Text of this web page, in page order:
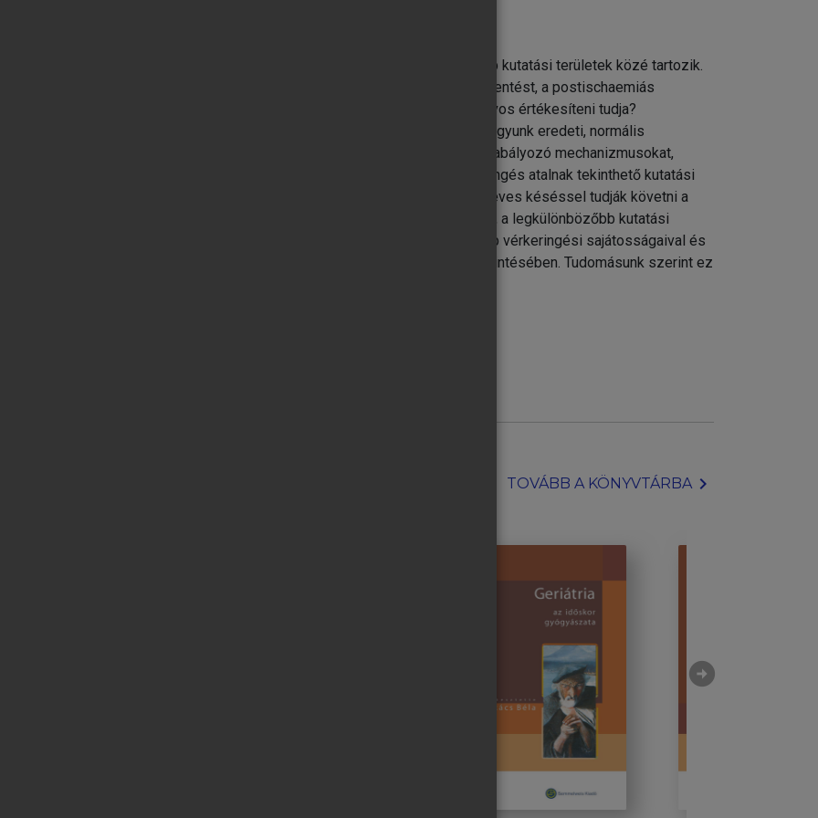
szervünktől eltérő egyedi sajátosságainak vizsgálata a legérdekfeszítőbb kutatási területek közé tartozik.
ha eredményei az agyi keringési katasztrófák megelőzését, az életmentést, a postischaemiás
a feltételei annak, hogy a kutatások új eredményeit a betegágynál álló orvos értékesíteni tudja?
működő szerkezet elromlik, azt csak úgy lehet megjavítani, ha tisztában vagyunk eredeti, normális
ismeri a ziológiás agyi keringés alapvető sajátosságait és az azokat szabályozó mechanizmusokat,
cerebrovascularis állapotok megszüntetése érdekében. Az agyi vérkeringés atalnak tekinthető kutatási
már nem könnyű eligazodni: a (főként angol nyelvű) tankönyvek csak 2-3 éves késéssel tudják követni a
nemcsak az agyi keringési szakfolyóiratokban, hanem szétszórtan, a legkülönbözőbb kutatási
határozott célja, hogy segítséget nyújtson az egészséges agy legfontosabb vérkeringési sajátosságaival és
mechanizmusokkal kapcsolatos korábbi és legújabb adatok rövid áttekintésében. Tudomásunk szerint ez
ezzel a céllal nyomtatott formában közlésre került.
verkeringes-elettani-alapjai-onszabalyzo-mechanizmusok//
TOVÁBB A KÖNYVTÁRBAchevron_right
arrow_circle_right